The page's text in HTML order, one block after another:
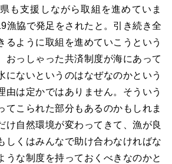
も支援しながら取組を進めていま
漁協で発足をされたと。引き続き全
るように取組を進めていこうという
おっしゃった共済制度が海にあって
にないというのはなぜなのかという
由は定かではありません。そういう
てこられた部分もあるのかもしれま
け自然環境が変わってきて、漁が良
しくはみんなで助け合わなければな
うな制度を持っておくべきなのかと